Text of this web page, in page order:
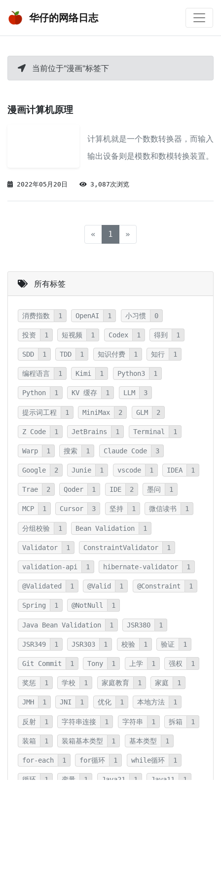
华仔的网络日志
当前位于"漫画"标签下
漫画计算机原理
计算机就是一个数数转换器，而输入
输出设备则是模数和数模转换装置。
2022年05月20日 3,087次浏览
« 1 (current)
»
所有标签
消费指数 1 OpenAI 1 小习惯 0
投资 1 短视频 1 Codex 1 得到 1
SDD 1 TDD 1 知识付费 1 知行 1
编程语言 1 Kimi 1 Python3 1
Python 1 KV 缓存 1 LLM 3
提示词工程 1 MiniMax 2 GLM 2
Z Code 1 JetBrains 1 Terminal 1
Warp 1 搜索 1 Claude Code 3
Google 2 Junie 1 vscode 1 IDEA 1
Trae 2 Qoder 1 IDE 2 墨问 1
MCP 1 Cursor 3 坚持 1 微信读书 1
分组校验 1 Bean Validation 1
Validator 1 ConstraintValidator 1
validation-api 1 hibernate-validator 1
@Validated 1 @Valid 1 @Constraint 1
Spring 1 @NotNull 1
Java Bean Validation 1 JSR380 1
JSR349 1 JSR303 1 校验 1 验证 1
Git Commit 1 Tony 1 上学 1 强权 1
奖惩 1 学校 1 家庭教育 1 家庭 1
JMH 1 JNI 1 优化 1 本地方法 1
反射 1 字符串连接 1 字符串 1 拆箱 1
装箱 1 装箱基本类型 1 基本类型 1
for-each 1 for循环 1 while循环 1
循环 1 变量 1 Java21 1 Java11 1